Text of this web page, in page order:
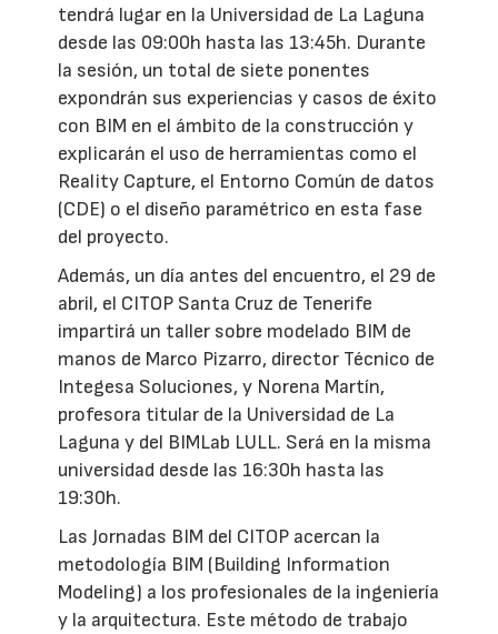
tendrá lugar en la Universidad de La Laguna
desde las 09:00h hasta las 13:45h. Durante
la sesión, un total de siete ponentes
expondrán sus experiencias y casos de éxito
con BIM en el ámbito de la construcción y
explicarán el uso de herramientas como el
Reality Capture, el Entorno Común de datos
(CDE) o el diseño paramétrico en esta fase
del proyecto.
Además, un día antes del encuentro, el 29 de
abril, el CITOP Santa Cruz de Tenerife
impartirá un taller sobre modelado BIM de
manos de Marco Pizarro, director Técnico de
Integesa Soluciones, y Norena Martín,
profesora titular de la Universidad de La
Laguna y del BIMLab LULL. Será en la misma
universidad desde las 16:30h hasta las
19:30h.
Las Jornadas BIM del CITOP acercan la
metodología BIM (Building Information
Modeling) a los profesionales de la ingeniería
y la arquitectura. Este método de trabajo